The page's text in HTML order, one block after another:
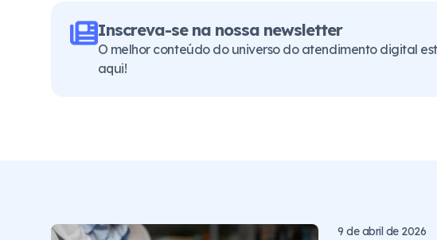
Inscreva-se na nossa newsletter
O melhor conteúdo do universo do atendimento digital
aqui!
9 de abril de 2026